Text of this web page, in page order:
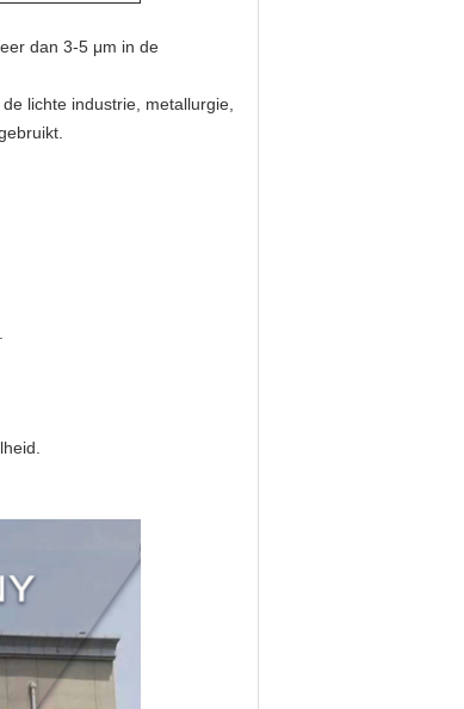
dan 3-5 μm in de
lichte industrie, metallurgie,